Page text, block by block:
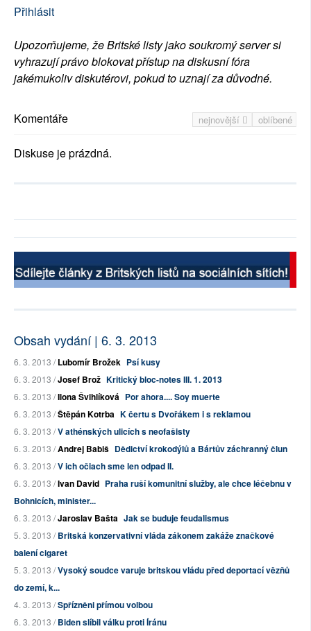
Přihlásit
Upozorňujeme, že Britské listy jako soukromý server si
vyhrazují právo blokovat přístup na diskusní fóra
jakémukoliv diskutérovi, pokud to uznají za důvodné.
nejnovější oblíbené
Komentáře
Diskuse je prázdná.
Obsah vydání | 6. 3. 2013
6. 3. 2013 /Lubomír Brožek Psí kusy
6. 3. 2013 /Josef Brož Kritický bloc-notes III. 1. 2013
6. 3. 2013 /Ilona Švihlíková Por ahora.... Soy muerte
6. 3. 2013 /Štěpán Kotrba K čertu s Dvořákem i s reklamou
6. 3. 2013 /V athénských ulicích s neofašisty
6. 3. 2013 /Andrej Babiš Dědictví krokodýlů a Bártův záchranný člun
6. 3. 2013 /V ich očiach sme len odpad II.
6. 3. 2013 /Ivan David Praha ruší komunitní služby, ale chce léčebnu v
Bohnicích, minister...
6. 3. 2013 /Jaroslav Bašta Jak se buduje feudalismus
5. 3. 2013 /Britská konzervativní vláda zákonem zakáže značkové
balení cigaret
5. 3. 2013 /Vysoký soudce varuje britskou vládu před deportací vězňů
do zemí, k...
4. 3. 2013 /Spřízněni přímou volbou
6. 3. 2013 /Biden slíbil válku proti Íránu